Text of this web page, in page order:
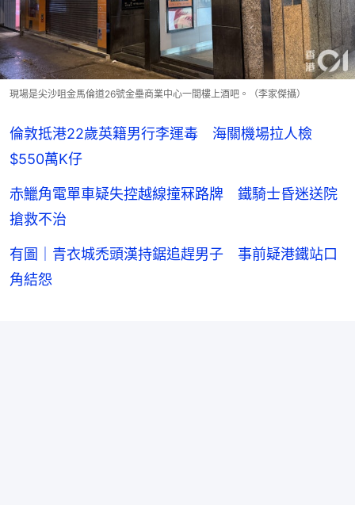
現場是尖沙咀金馬倫道26號金壘商業中心一間樓上酒吧。（李家傑攝）
倫敦抵港22歲英籍男行李運毒 海關機場拉人檢
$550萬K仔
赤鱲角電單車疑失控越線撞冧路牌 鐵騎士昏迷送院
搶救不治
有圖｜青衣城禿頭漢持鋸追趕男子 事前疑港鐵站口
角結怨